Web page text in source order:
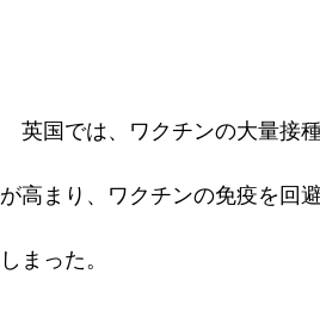
英国では、ワクチンの大量接
が高まり、ワクチンの免疫を回
しまった。